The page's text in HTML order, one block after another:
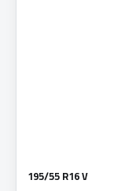
195/55 R16 V